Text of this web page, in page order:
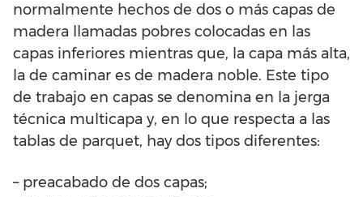
normalmente hechos de dos o más capas de
madera llamadas pobres colocadas en las
capas inferiores mientras que, la capa más alta,
la de caminar es de madera noble. Este tipo
de trabajo en capas se denomina en la jerga
técnica multicapa y, en lo que respecta a las
tablas de parquet, hay dos tipos diferentes:
– preacabado de dos capas;